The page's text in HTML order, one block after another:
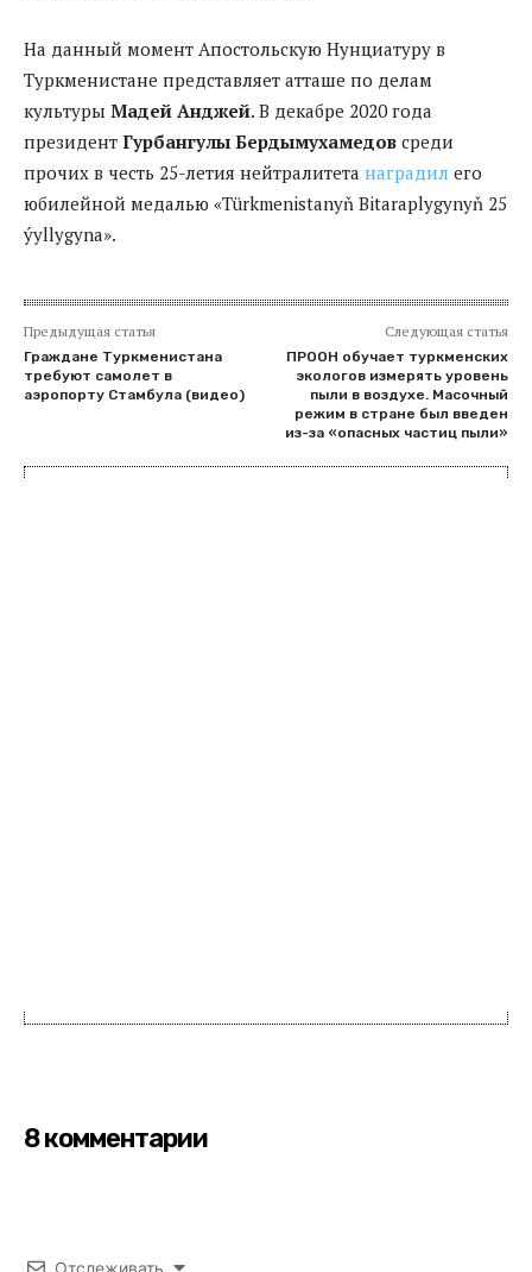
На данный момент Апостольскую Нунциатуру в
Туркменистане представляет атташе по делам
культуры Мадей Анджей. В декабре 2020 года
президент Гурбангулы Бердымухамедов среди
прочих в честь 25-летия нейтралитета наградил его
юбилейной медалью «Türkmenistanyň Bitaraplygynyň 25
ýyllygyna».
Предыдущая статья
Граждане Туркменистана
требуют самолет в
аэропорту Стамбула (видео)
Следующая статья
ПРООН обучает туркменских
экологов измерять уровень
пыли в воздухе. Масочный
режим в стране был введен
из-за «опасных частиц пыли»
8 комментарии
Отслеживать